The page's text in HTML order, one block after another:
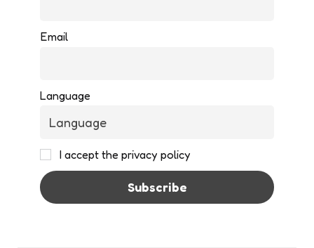
Email
Language
I accept the privacy policy